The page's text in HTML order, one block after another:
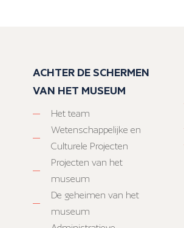
ACHTER DE SCHERMEN
VAN HET MUSEUM
Het team
Wetenschappelijke en
Culturele Projecten
Projecten van het
museum
De geheimen van het
museum